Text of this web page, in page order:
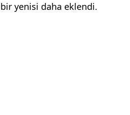
bir yenisi daha eklendi.